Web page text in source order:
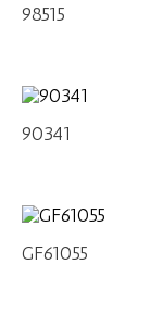
98515
90341
GF61055